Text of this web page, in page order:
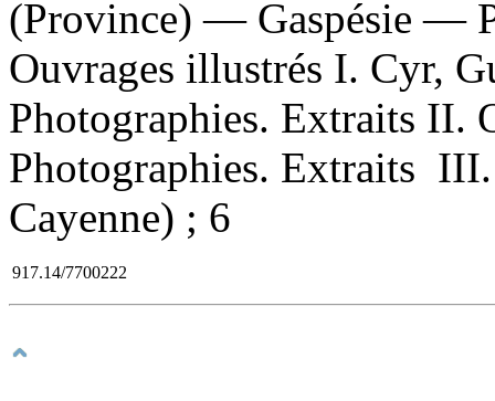
(Province) — Gaspésie —
Ouvrages illustrés I. Cyr,
Photographies. Extraits II.
Photographies. Extraits
Cayenne) ; 6
917.14/7700222